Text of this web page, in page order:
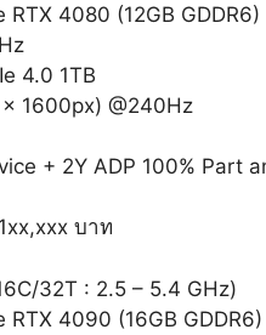
4080 (12GB GDDR6)
4.0 1TB
x 1600px) @240Hz
+ 2Y ADP 100% Part
บาท
32T : 2.5 – 5.4 GHz)
RTX 4090 (16GB GDDR6)